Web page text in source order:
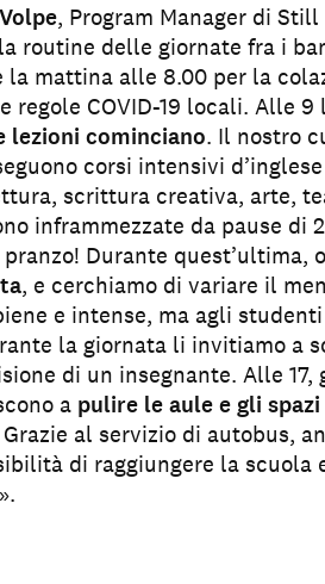
, Program Manager di
routine delle giornate fra i
la mattina alle 8.00 per la
regole COVID-19 locali. Alle
lezioni cominciano. Il nostro
corsi intensivi
scrittura creativa, arte,
inframmezzate da pause di
Durante quest’ultima,
, e cerchiamo di variare il
e intense, ma agli
la giornata li invitiamo a
di un insegnante. Alle
a pulire le aule e gli
al servizio di autobus,
di raggiungere la scuola
.